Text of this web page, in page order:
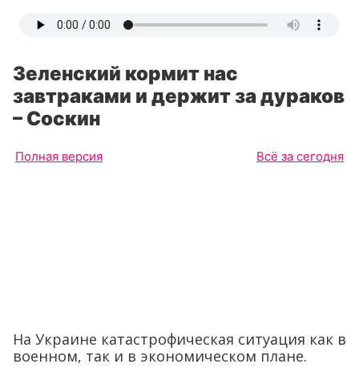
Зеленский кормит нас
завтраками и держит за дураков
– Соскин
Полная версия Всё за сегодня
На Украине катастрофическая ситуация как в
военном, так и в экономическом плане.